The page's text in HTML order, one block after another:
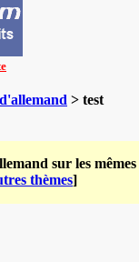
> test
sur les mêmes
thèmes]